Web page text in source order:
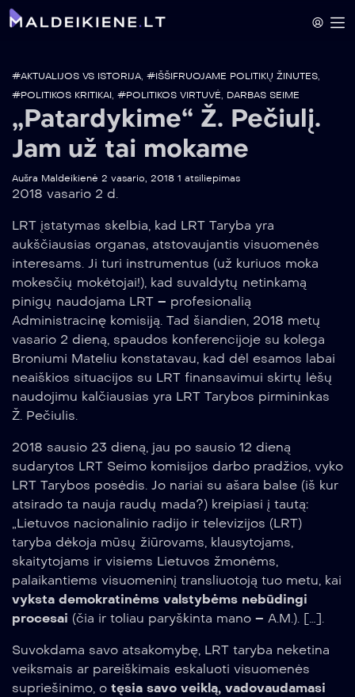
#AKTUALIJOS VS ISTORIJA, #IŠŠIFRUOJAME POLITIKŲ ŽINUTES,
#POLITIKOS KRITIKAI, #POLITIKOS VIRTUVĖ, DARBAS SEIME
„Patardykime“ Ž. Pečiulį.
Jam už tai mokame
Aušra Maldeikienė 2 vasario, 2018 1 atsiliepimas
2018 vasario 2 d.
LRT įstatymas skelbia, kad LRT Taryba yra
aukščiausias organas, atstovaujantis visuomenės
interesams. Ji turi instrumentus (už kuriuos moka
mokesčių mokėtojai!), kad suvaldytų netinkamą
pinigų naudojama LRT – profesionalią
Administracinę komisiją. Tad šiandien, 2018 metų
vasario 2 dieną, spaudos konferencijoje su kolega
Broniumi Mateliu konstatavau, kad dėl esamos labai
neaiškios situacijos su LRT finansavimui skirtų lėšų
naudojimu kalčiausias yra LRT Tarybos pirmininkas
Ž. Pečiulis.
2018 sausio 23 dieną, jau po sausio 12 dieną
sudarytos LRT Seimo komisijos darbo pradžios, vyko
LRT Tarybos posėdis. Jo nariai su ašara balse (iš kur
atsirado ta nauja raudų mada?) kreipiasi į tautą:
„Lietuvos nacionalinio radijo ir televizijos (LRT)
taryba dėkoja mūsų žiūrovams, klausytojams,
skaitytojams ir visiems Lietuvos žmonėms,
palaikantiems visuomeninį transliuotoją tuo metu, kai
vyksta demokratinėms valstybėms nebūdingi
procesai (čia ir toliau paryškinta mano – A.M.). […].
Suvokdama savo atsakomybę, LRT taryba neketina
veiksmais ar pareiškimais eskaluoti visuomenės
supriešinimo, o tęsia savo veiklą, vadovaudamasi